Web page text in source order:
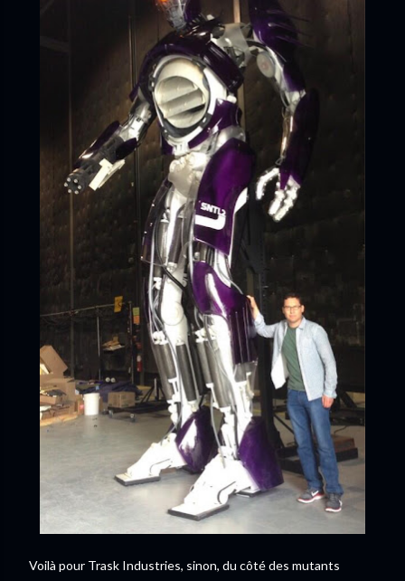
Voilà pour Trask Industries, sinon, du côté des mutants